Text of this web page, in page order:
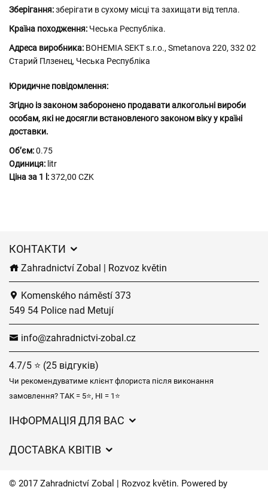
Зберігання:зберігати в сухому місці та захищати від тепла.
Країна походження: Чеська Республіка.
Адреса виробника: BOHEMIA SEKT s.r.o., Smetanova 220, 332 02
Старий Плзенец, Чеська Республіка
Юридичне повідомлення:
Згідно із законом заборонено продавати алкогольні вироби
особам, які не досягли встановленого законом віку у країні
доставки.
Обʼєм:0.75
Одиниця: litr
Ціна за 1 l:372,00 CZK
КОНТАКТИ
Zahradnictví Zobal | Rozvoz květin
Komenského náměstí 373
549 54 Police nad Metují
info@zahradnictvi-zobal.cz
4.7/5 ⭐ (25 відгуків)
Чи рекомендуватиме клієнт флориста після виконання
замовлення? ТАК = 5⭐, НІ = 1⭐
ІНФОРМАЦІЯ ДЛЯ ВАС
Захист персональних даних
Час доставки квітів – огляд можливостей
ДОСТАВКА КВІТІВ
© 2017 Zahradnictví Zobal | Rozvoz květin. Powered by